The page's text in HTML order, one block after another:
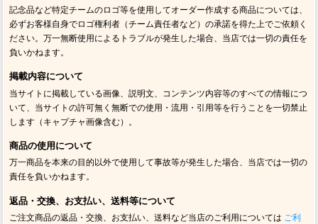
記念品など特定チームのロゴ等を使用してオーダー作成する商品については、
必ずお客様自身でロゴ権利者（チーム責任者など）の承諾を得た上でご依頼く
ださい。万一無断使用によるトラブルが発生した場合、当店では一切の責任を
負いかねます。
掲載内容について
当サイトに掲載している画像、説明文、コンテンツ内容等のすべての情報につ
いて、当サイトの許可無く無断での使用・流用・引用等を行うことを一切禁止
します（キャプチャ画像含む）。
商品の使用について
万一商品を本来の目的以外で使用して事故等が発生した場合、当店では一切の
責任を負いかねます。
返品・交換、お支払い、送料等について
ご注文商品の返品・交換、お支払い、送料など当店のご利用については ご利